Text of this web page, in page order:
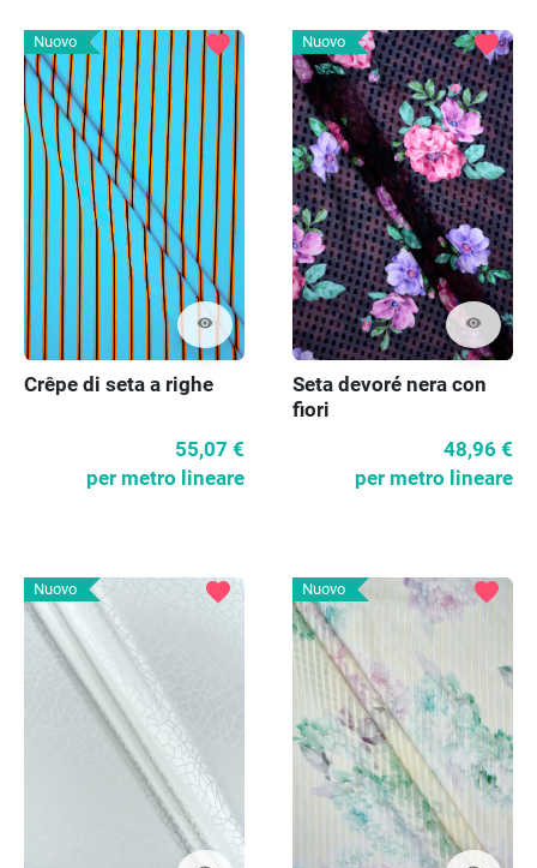
Nuovo
visibility
favorite
Crêpe di seta a righe
55,07 €
per metro lineare
Nuovo
visibility
favorite
Seta devoré nera con
fiori
48,96 €
per metro lineare
Nuovo favorite Nuovo favorite